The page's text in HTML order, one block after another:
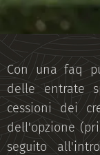
Con una faq
delle entrate
cessioni dei
dell'opzione
seguito